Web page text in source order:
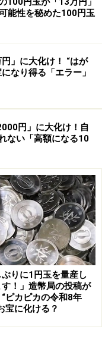
があれば、株式市場
低迷
を問おうと総選挙
定な時期の選挙に
が交代するのか、
うな政策運営にな
能性を秘めた100円玉
」に大化け！ “はが
なり得る「エラー」
円」に大化け！自
ない「高額になる10
ぶりに1円玉を量産し
！」造幣局の投稿が
ピカピカの令和8年
宝に化ける？